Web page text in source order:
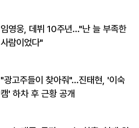
임영웅, 데뷔 10주년…"난 늘 부족한
사람이었다"
"광고주들이 찾아줘"…진태현, '이숙
캠' 하차 후 근황 공개